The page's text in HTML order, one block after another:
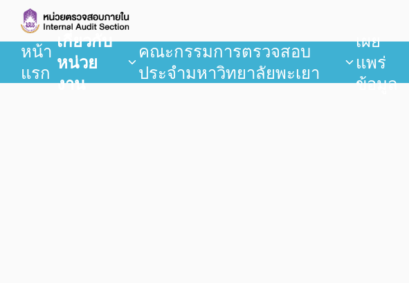
หน้า
แรก
เกี่ยวกับ
หน่วย
งาน
คณะกรรมการตรวจสอบ
ประจำมหาวิทยาลัยพะเยา
เผย
แพร่
ข้อมูล